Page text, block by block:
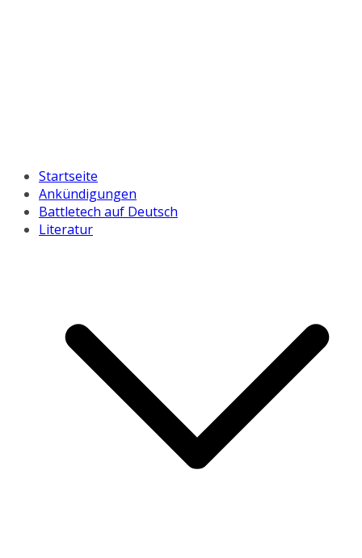
Startseite
Ankündigungen
Battletech auf Deutsch
Literatur